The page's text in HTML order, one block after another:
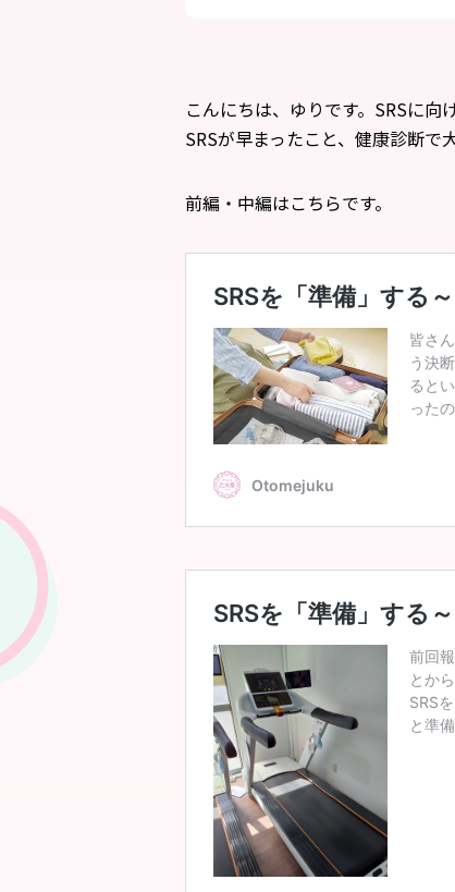
こんにちは、ゆりです。SRSに
SRSが早まったこと、健康診断で
前編・中編はこちらです。